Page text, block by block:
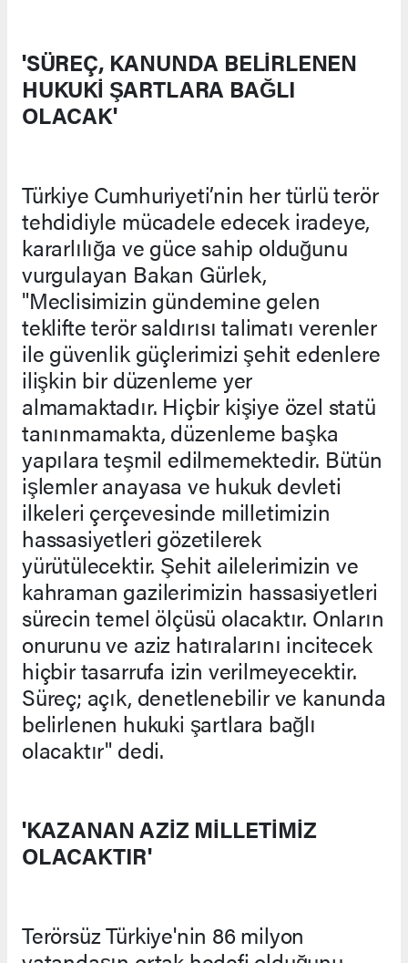
'SÜREÇ, KANUNDA BELİRLENEN
HUKUKİ ŞARTLARA BAĞLI
OLACAK'
Türkiye Cumhuriyeti’nin her türlü terör
tehdidiyle mücadele edecek iradeye,
kararlılığa ve güce sahip olduğunu
vurgulayan Bakan Gürlek,
"Meclisimizin gündemine gelen
teklifte terör saldırısı talimatı verenler
ile güvenlik güçlerimizi şehit edenlere
ilişkin bir düzenleme yer
almamaktadır. Hiçbir kişiye özel statü
tanınmamakta, düzenleme başka
yapılara teşmil edilmemektedir. Bütün
işlemler anayasa ve hukuk devleti
ilkeleri çerçevesinde milletimizin
hassasiyetleri gözetilerek
yürütülecektir. Şehit ailelerimizin ve
kahraman gazilerimizin hassasiyetleri
sürecin temel ölçüsü olacaktır. Onların
onurunu ve aziz hatıralarını incitecek
hiçbir tasarrufa izin verilmeyecektir.
Süreç; açık, denetlenebilir ve kanunda
belirlenen hukuki şartlara bağlı
olacaktır" dedi.
'KAZANAN AZİZ MİLLETİMİZ
OLACAKTIR'
Terörsüz Türkiye'nin 86 milyon